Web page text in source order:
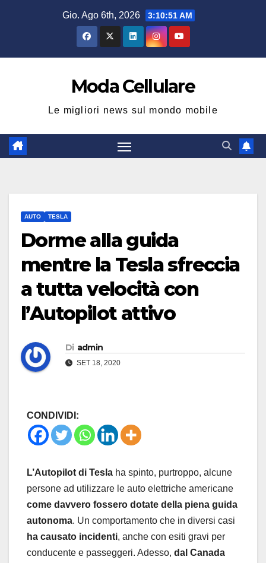
Gio. Ago 6th, 2026 3:10:52 AM
Moda Cellulare
Le migliori news sul mondo mobile
AUTO TESLA
Dorme alla guida
mentre la Tesla sfreccia
a tutta velocità con
l’Autopilot attivo
Di admin
SET 18, 2020
CONDIVIDI:
L’Autopilot di Tesla ha spinto, purtroppo, alcune
persone ad utilizzare le auto elettriche americane
come davvero fossero dotate della piena guida
autonoma. Un comportamento che in diversi casi
ha causato incidenti, anche con esiti gravi per
conducente e passeggeri. Adesso, dal Canada